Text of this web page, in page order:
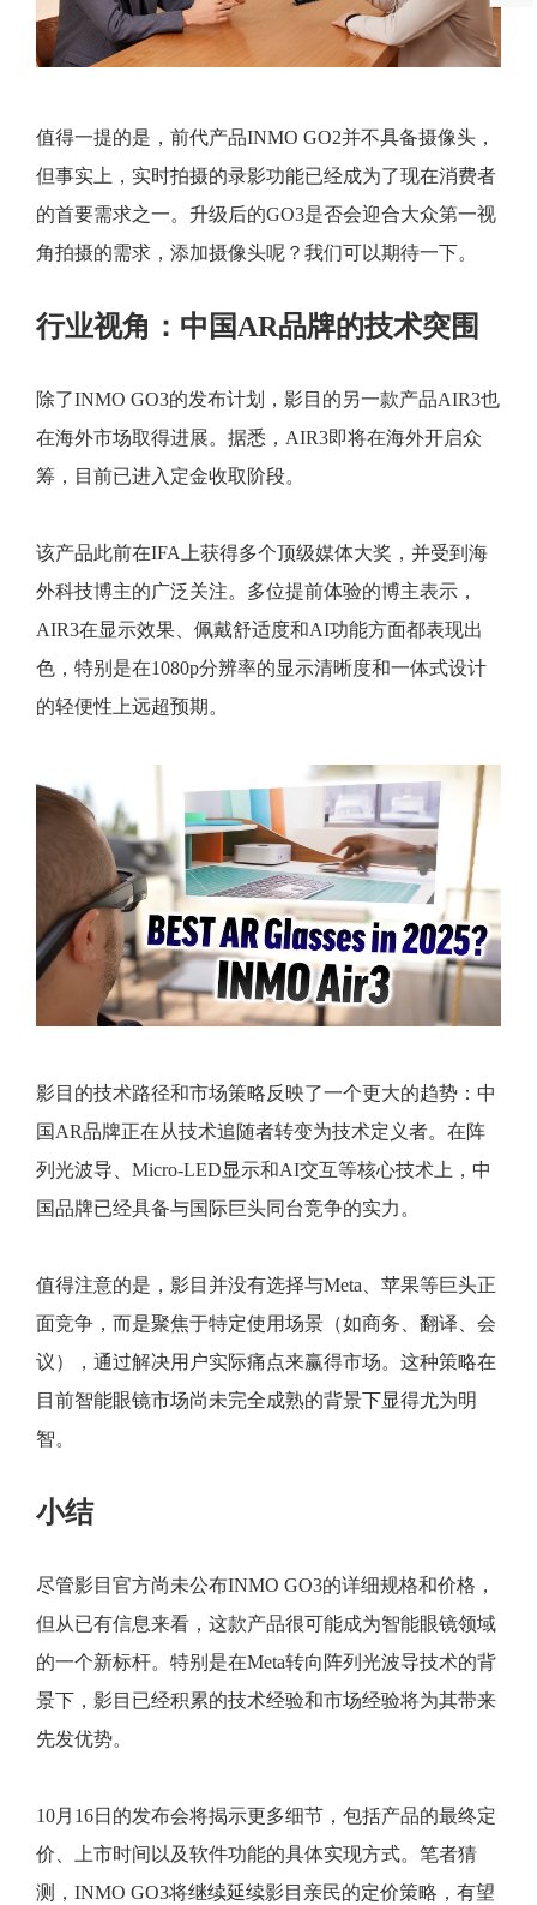
值得一提的是，前代产品INMO GO2并不具备摄像头，
但事实上，实时拍摄的录影功能已经成为了现在消费者
的首要需求之一。升级后的GO3是否会迎合大众第一视
角拍摄的需求，添加摄像头呢？我们可以期待一下。
行业视角：中国AR品牌的技术突围
除了INMO GO3的发布计划，影目的另一款产品AIR3也
在海外市场取得进展。据悉，AIR3即将在海外开启众
筹，目前已进入定金收取阶段。
该产品此前在IFA上获得多个顶级媒体大奖，并受到海
外科技博主的广泛关注。多位提前体验的博主表示，
AIR3在显示效果、佩戴舒适度和AI功能方面都表现出
色，特别是在1080p分辨率的显示清晰度和一体式设计
的轻便性上远超预期。
影目的技术路径和市场策略反映了一个更大的趋势：中
国AR品牌正在从技术追随者转变为技术定义者。在阵
列光波导、Micro-LED显示和AI交互等核心技术上，中
国品牌已经具备与国际巨头同台竞争的实力。
值得注意的是，影目并没有选择与Meta、苹果等巨头正
面竞争，而是聚焦于特定使用场景（如商务、翻译、会
议），通过解决用户实际痛点来赢得市场。这种策略在
目前智能眼镜市场尚未完全成熟的背景下显得尤为明
智。
小结
尽管影目官方尚未公布INMO GO3的详细规格和价格，
但从已有信息来看，这款产品很可能成为智能眼镜领域
的一个新标杆。特别是在Meta转向阵列光波导技术的背
景下，影目已经积累的技术经验和市场经验将为其带来
先发优势。
10月16日的发布会将揭示更多细节，包括产品的最终定
价、上市时间以及软件功能的具体实现方式。笔者猜
测，INMO GO3将继续延续影目亲民的定价策略，有望